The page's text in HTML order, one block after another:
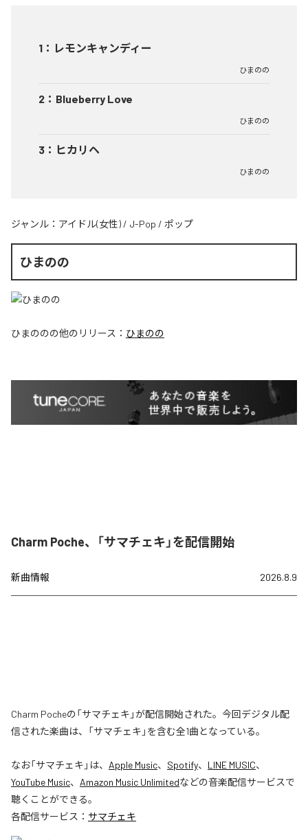
1 ： レモンキャンディー
ひまのの
2 ： Blueberry Love
ひまのの
3 ： ヒカリヘ
ひまのの
ジャンル： アイドル(女性) / J-Pop / ポップ
ひまのの
ひまののの他のリリース： ひまのの
Charm Poche、「サマチェキ」を配信開始
新曲情報 2026.8.9
Charm Pocheの「サマチェキ」が配信開始された。今回デジタル配
信された楽曲は、「サマチェキ」を含む全1曲となっている。
なお「サマチェキ 」は、 Apple Music、 Spotify、 LINE MUSIC、
YouTube Music、 Amazon Music Unlimitedなどの音楽配信サービスで
聴くことができる。
各配信サービス： サマチェキ